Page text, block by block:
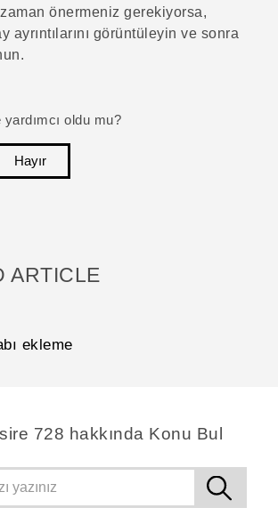
önermeniz gerekiyorsa,
ayrıntılarını görüntüleyin ve sonra
oldu mu?
Hayır
ARTICLE
ekleme
728 hakkında Konu Bul